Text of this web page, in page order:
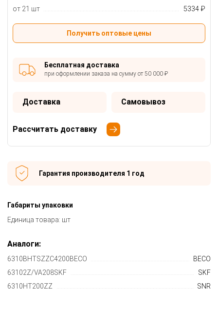
от 21 шт
5334 ₽
Получить оптовые цены
Бесплатная доставка
при оформлении заказа на сумму от 50 000 ₽
Доставка Самовывоз
Рассчитать доставку
Гарантия производителя 1 год
Габариты упаковки
Единица товара: шт
Аналоги:
6310BHTSZZC4200BECO
BECO
63102Z/VA208SKF
SKF
6310HT200ZZ
SNR